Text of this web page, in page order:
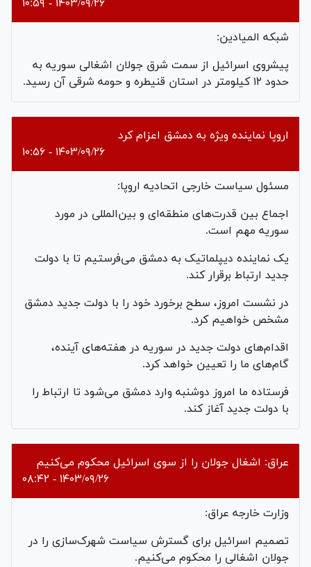
۱۴۰۳/۰۹/۲۶ - ۱۰:۵۹
شبکه المیادین:
پیشروی اسرائیل از سمت شرق جولان اشغالی سوریه به
حدود ۱۲ کیلومتر در استان قنیطره و حومه شرقی آن رسید.
اروپا نماینده ویژه به دمشق اعزام کرد
۱۴۰۳/۰۹/۲۶ - ۱۰:۵۶
مسئول سیاست خارجی اتحادیه اروپا:
اجماع بین قدرت‌های منطقه‌ای و بین‌المللی در مورد
سوریه مهم است.
یک نماینده دیپلماتیک به دمشق می‌فرستیم تا با دولت
جدید ارتباط برقرار کند.
در نشست امروز، سطح برخورد خود را با دولت جدید دمشق
مشخص خواهیم کرد.
اقدام‌های دولت جدید در سوریه در هفته‌های آینده،
گام‌های ما را تعیین خواهد کرد.
فرستاده ما امروز دوشنبه وارد دمشق می‌شود تا ارتباط را
با دولت جدید آغاز کند.
عراق: اشغال جولان را از سوی اسرائیل محکوم می‌کنیم
۱۴۰۳/۰۹/۲۶ - ۰۸:۴۲
وزارت خارجه عراق:
تصمیم اسرائیل برای گسترش سیاست شهرک‌سازی را در
جولان اشغالی را محکوم می‌کنیم.